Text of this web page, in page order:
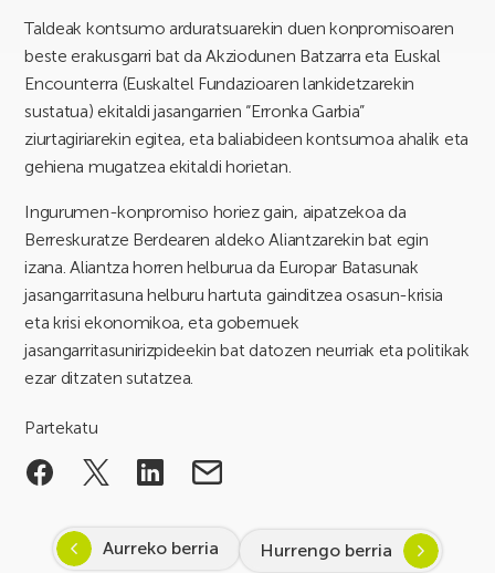
Taldeak kontsumo arduratsuarekin duen konpromisoaren
beste erakusgarri bat da Akziodunen Batzarra eta Euskal
Encounterra (Euskaltel Fundazioaren lankidetzarekin
sustatua) ekitaldi jasangarrien “Erronka Garbia”
ziurtagiriarekin egitea, eta baliabideen kontsumoa ahalik eta
gehiena mugatzea ekitaldi horietan.
Ingurumen-konpromiso horiez gain, aipatzekoa da
Berreskuratze Berdearen aldeko Aliantzarekin bat egin
izana. Aliantza horren helburua da Europar Batasunak
jasangarritasuna helburu hartuta gainditzea osasun-krisia
eta krisi ekonomikoa, eta gobernuek
jasangarritasunirizpideekin bat datozen neurriak eta politikak
ezar ditzaten sutatzea.
Partekatu
Aurreko berria Hurrengo berria